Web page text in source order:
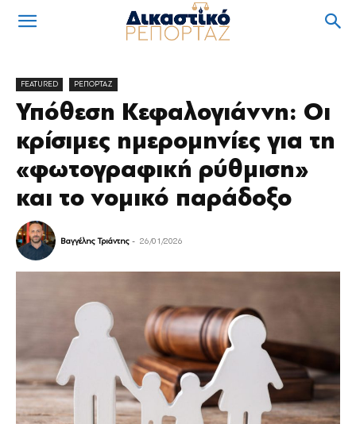
FEATURED ΡΕΠΟΡΤΑΖ
Υπόθεση Κεφαλογιάννη: Οι
κρίσιμες ημερομηνίες για τη
«φωτογραφική ρύθμιση»
και το νομικό παράδοξο
Βαγγέλης Τριάντης - 26/01/2026